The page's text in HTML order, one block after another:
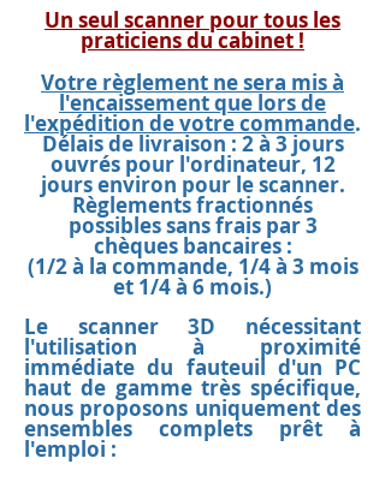
Un seul scanner pour tous les
praticiens du cabinet !
Votre règlement ne sera mis à
l'encaissement que lors de
l'expédition de votre commande.
Délais de livraison : 2 à 3 jours
ouvrés pour l'ordinateur, 12
jours environ pour le scanner.
Règlements fractionnés
possibles sans frais par 3
chèques bancaires :
(1/2 à la commande, 1/4 à 3 mois
et 1/4 à 6 mois.)
Le scanner 3D nécessitant
l'utilisation à proximité
immédiate du fauteuil d'un PC
haut de gamme très spécifique,
nous proposons uniquement des
ensembles complets prêt à
l'emploi :